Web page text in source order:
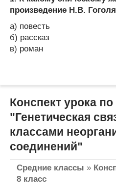
произведение Н.В.
а) повесть
б) рассказ
в) роман
Конспект урока
"Генетическая
классами
соединений"
Средние классы »
8 класс